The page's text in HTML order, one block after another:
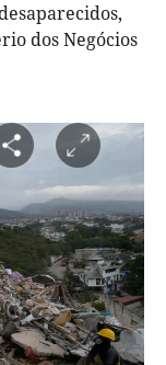
dos Negócios